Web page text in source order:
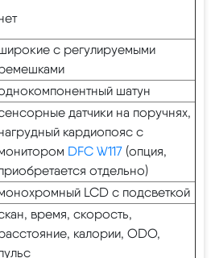
с регулируемыми
шатун
датчики на поручнях,
кардиопояс с
DFC W117 (опция,
отдельно)
LCD с подсветкой
время, скорость,
калории, ODO,